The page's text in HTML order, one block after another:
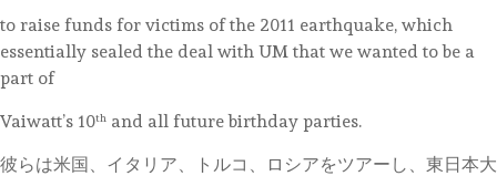
to raise funds for victims of the 2011 earthquake, which
essentially sealed the deal with UM that we wanted to be a
part of
Vaiwatt’s 10th and all future birthday parties.
彼らは米国、イタリア、トルコ、ロシアをツアーし、東日本大